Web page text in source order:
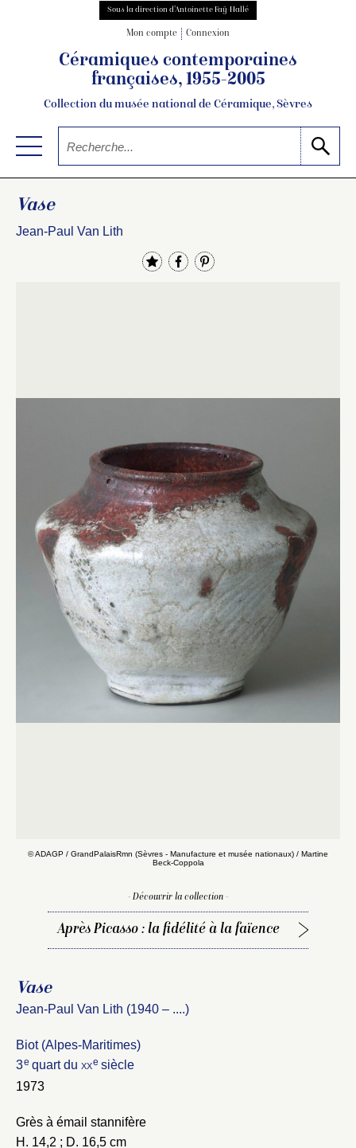
Sous la direction d’Antoinette Faÿ-Hallé
Mon compte Connexion
Céramiques contemporaines
françaises, 1955-2005
Collection du musée national de Céramique, Sèvres
Vase
Jean-Paul Van Lith
© ADAGP / GrandPalaisRmn (Sèvres - Manufacture et musée nationaux) / Martine
Beck-Coppola
- Découvrir la collection -
Après Picasso : la fidélité à la faïence
Vase
Jean-Paul Van Lith (1940 – ....)
Biot (Alpes-Maritimes)
3e quart du xxe siècle
1973
Grès à émail stannifère
H. 14,2 ; D. 16,5 cm
notice
Connexion